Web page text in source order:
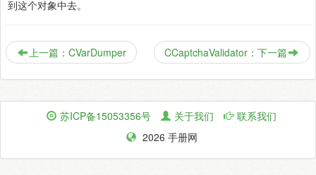
到这个对象中去。
上一篇：CVarDumper CCaptchaValidator：下一篇
苏ICP备15053356号 关于我们
联系我们
2026 手册网